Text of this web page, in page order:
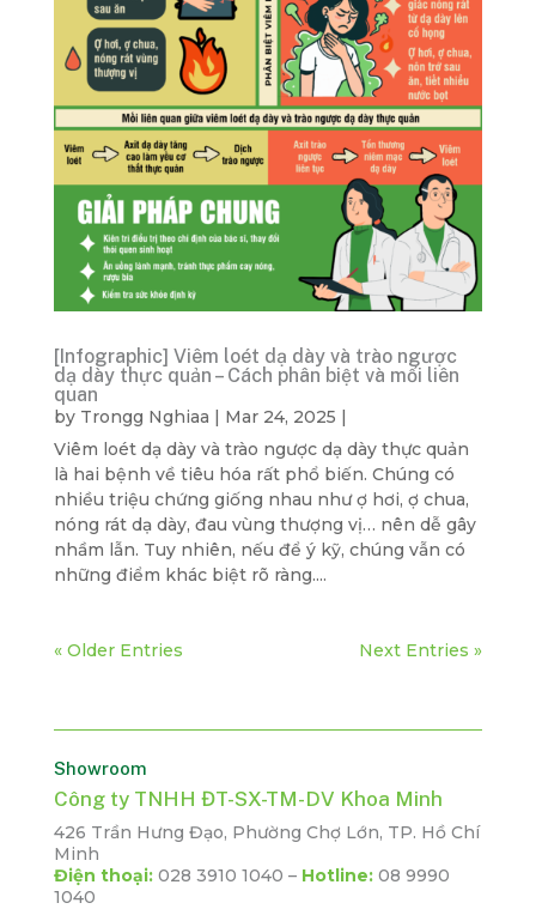
[Infographic] Viêm loét dạ dày và trào ngược
dạ dày thực quản – Cách phân biệt và mối liên
quan
by Trongg Nghiaa | Mar 24, 2025 |
Viêm loét dạ dày và trào ngược dạ dày thực quản
là hai bệnh về tiêu hóa rất phổ biến. Chúng có
nhiều triệu chứng giống nhau như ợ hơi, ợ chua,
nóng rát dạ dày, đau vùng thượng vị… nên dễ gây
nhầm lẫn. Tuy nhiên, nếu để ý kỹ, chúng vẫn có
những điểm khác biệt rõ ràng....
« Older Entries Next Entries »
Showroom
Công ty TNHH ĐT-SX-TM-DV Khoa Minh
426 Trần Hưng Đạo, Phường Chợ Lớn, TP. Hồ Chí
Minh
Điện thoại:028 3910 1040 – Hotline:08 9990
1040